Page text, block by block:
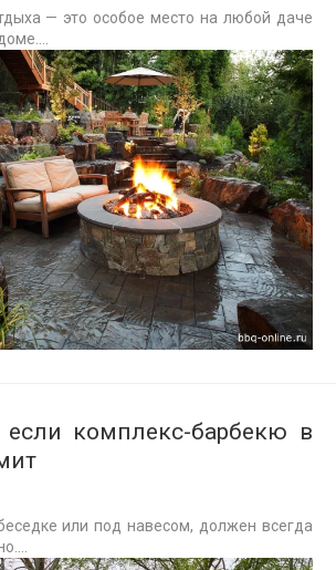
— это особое место на любой даче
если комплекс-барбекю в
или под навесом, должен всегда